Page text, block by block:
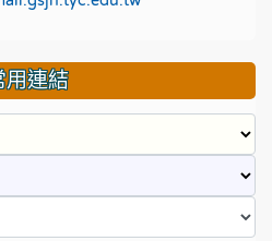
用連結